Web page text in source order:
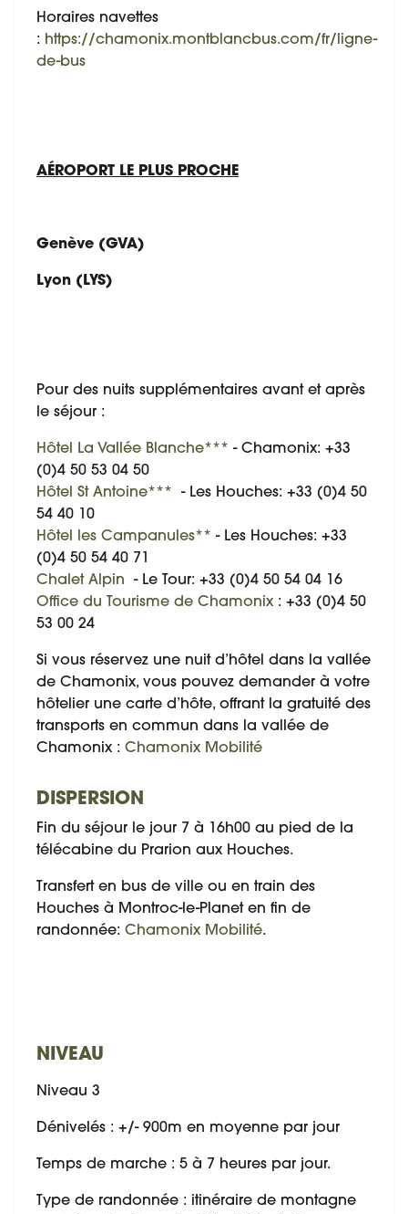
Horaires navettes
: https://chamonix.montblancbus.com/fr/ligne-
de-bus
AÉROPORT LE PLUS PROCHE
Genève (GVA)
Lyon (LYS)
Pour des nuits supplémentaires avant et après
le séjour :
Hôtel La Vallée Blanche*** - Chamonix: +33
(0)4 50 53 04 50
Hôtel St Antoine*** - Les Houches: +33 (0)4 50
54 40 10
Hôtel les Campanules** - Les Houches: +33
(0)4 50 54 40 71
Chalet Alpin
- Le Tour: +33 (0)4 50 54 04 16
Office du Tourisme de Chamonix : +33 (0)4 50
53 00 24
Si vous réservez une nuit d’hôtel dans la vallée
de Chamonix, vous pouvez demander à votre
hôtelier une carte d’hôte, offrant la gratuité des
transports en commun dans la vallée de
Chamonix : Chamonix Mobilité
DISPERSION
Fin du séjour le jour 7 à 16h00 au pied de la
télécabine du Prarion aux Houches.
Transfert en bus de ville ou en train des
Houches à Montroc-le-Planet en fin de
randonnée: Chamonix Mobilité.
NIVEAU
Niveau 3
Dénivelés : +/- 900m en moyenne par jour
Temps de marche : 5 à 7 heures par jour.
Type de randonnée : itinéraire de montagne